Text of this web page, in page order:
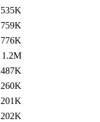
535K
759K
776K
1.2M
487K
260K
201K
202K